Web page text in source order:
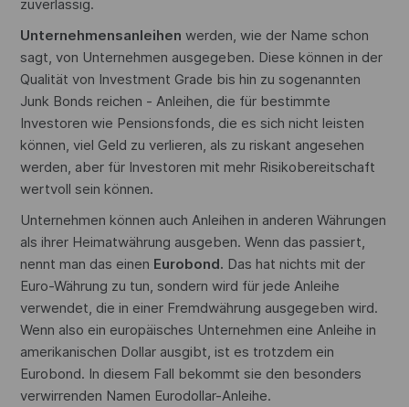
zuverlässig.
Unternehmensanleihen werden, wie der Name schon
sagt, von Unternehmen ausgegeben. Diese können in der
Qualität von Investment Grade bis hin zu sogenannten
Junk Bonds reichen - Anleihen, die für bestimmte
Investoren wie Pensionsfonds, die es sich nicht leisten
können, viel Geld zu verlieren, als zu riskant angesehen
werden, aber für Investoren mit mehr Risikobereitschaft
wertvoll sein können.
Unternehmen können auch Anleihen in anderen Währungen
als ihrer Heimatwährung ausgeben. Wenn das passiert,
nennt man das einen Eurobond. Das hat nichts mit der
Euro-Währung zu tun, sondern wird für jede Anleihe
verwendet, die in einer Fremdwährung ausgegeben wird.
Wenn also ein europäisches Unternehmen eine Anleihe in
amerikanischen Dollar ausgibt, ist es trotzdem ein
Eurobond. In diesem Fall bekommt sie den besonders
verwirrenden Namen Eurodollar-Anleihe.